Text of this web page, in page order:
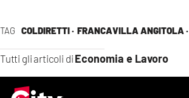
TAG COLDIRETTI · FRANCAVILLA ANGITOLA ·
Tutti gli articoli di Economia e Lavoro